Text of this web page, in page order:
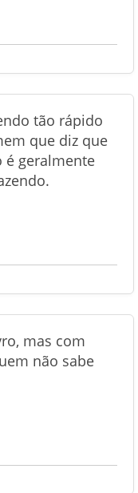
tão rápido
que diz que
é geralmente
mas com
não sabe